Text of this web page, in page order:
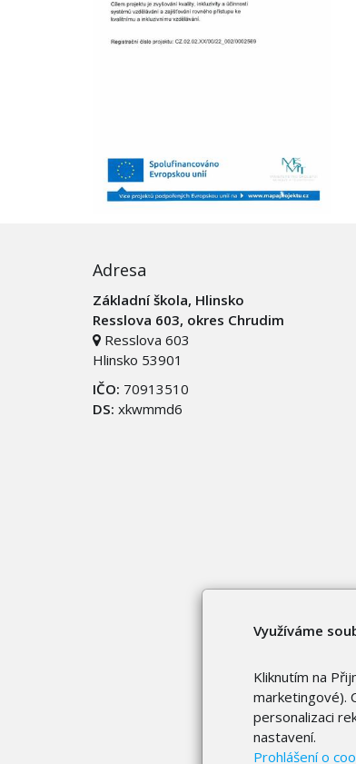
Adresa
Základní škola, Hlinsko
Resslova 603, okres Chrudim
Resslova 603
Hlinsko 53901
IČO: 70913510
DS: xkwmmd6
Využíváme
Kliknutím na
marketingové).
personalizaci
nastavení.
Prohlášení o